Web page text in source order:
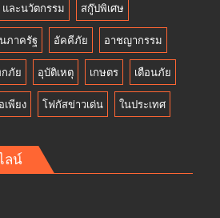
ละนวัตกรรม สกู๊ปพิเศษ
ภาครัฐ อัคคีภัย อาชญากรรม
ภัย อุบัติเหตุ เกษตร เตือนภัย
เพียง โฟกัสข่าวเด่น ในประเทศ
ลน์